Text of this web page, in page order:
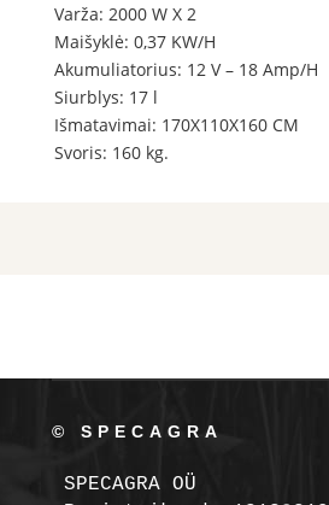
Varža: 2000 W X 2
Maišyklė: 0,37 KW/H
Akumuliatorius: 12 V – 18 Amp/H
Siurblys: 17 l
Išmatavimai: 170X110X160 CM
Svoris: 160 kg.
© SPECAGRA
SPECAGRA OÜ